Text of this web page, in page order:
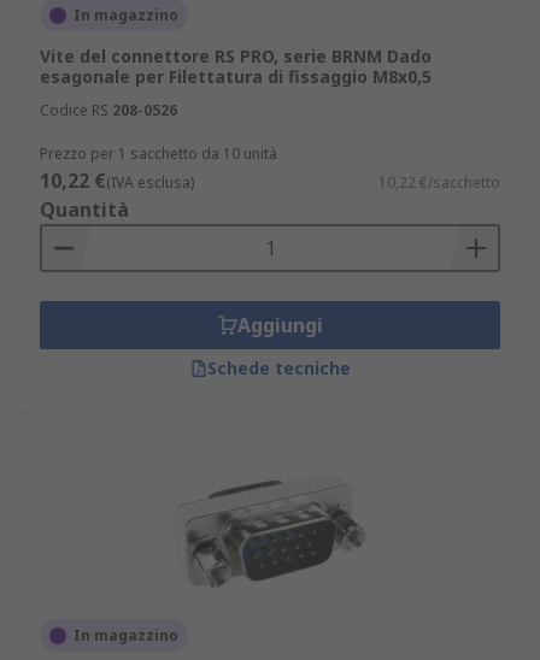
In magazzino
Vite del connettore RS PRO, serie BRNM Dado
esagonale per Filettatura di fissaggio M8x0,5
Codice RS 208-0526
Prezzo per 1 sacchetto da 10 unità
10,22 €(IVA esclusa) 10,22 €/sacchetto
Quantità
Aggiungi
Schede tecniche
In magazzino